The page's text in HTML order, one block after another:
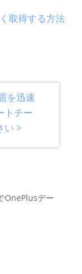
取得する方法
を迅速
トチー
い >
OnePlusデー